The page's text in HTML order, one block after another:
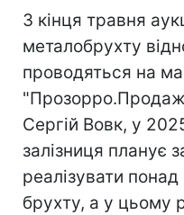
З кінця травня
металобрухту
проводяться на
Сергій Вовк, у
залізниця планує
реалізувати
брухту, а у цьому